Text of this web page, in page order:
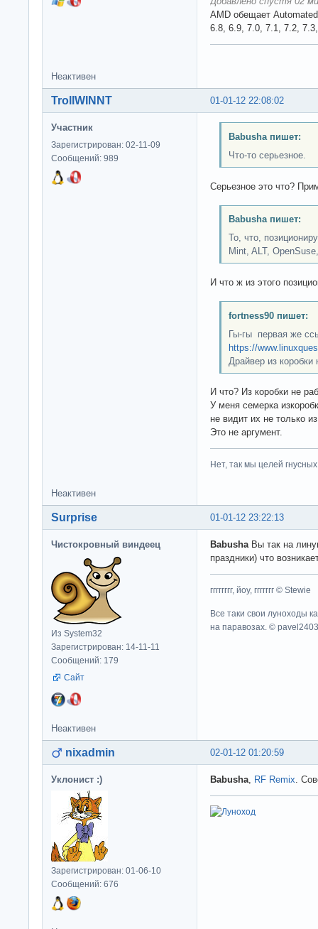
AMD обещает
6.8, 6.9, 7.0, 7.1, 7.2,
Неактивен
01-01-12 22:08:02
TrollWINNT
Участник
Зарегистрирован: 02-11-09
Сообщений: 989
Babusha пишет:
Что-то серьезное.
Серьезное это что?
Babusha пишет:
То, что,
Mint, ALT,
И что ж из этого
fortness90 пишет:
Гы-гы первая же
https://
Драйвер из коробки
И что? Из коробки не
У меня семерка
не видит их не только
Это не аргумент.
Нет, так мы целей
Неактивен
01-01-12 23:22:13
Surprise
Чистокровный виндеец
Из System32
Зарегистрирован: 14-11-11
Сообщений: 179
Сайт
BabushaВы так на
праздники) что
гггггггг, йоу, ггггггг © Stewie
Все таки свои луноходы
на паравозах. © pavel2403
Неактивен
02-01-12 01:20:59
nixadmin
Уклонист :)
Зарегистрирован: 01-06-10
Сообщений: 676
Babusha, RF Remix.